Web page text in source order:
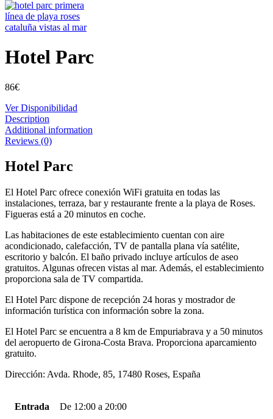
Hotel Parc
86€
Ver Disponibilidad
Description
Additional information
Reviews (0)
Hotel Parc
El Hotel Parc ofrece conexión WiFi gratuita en todas las
instalaciones, terraza, bar y restaurante frente a la playa de Roses.
Figueras está a 20 minutos en coche.
Las habitaciones de este establecimiento cuentan con aire
acondicionado, calefacción, TV de pantalla plana vía satélite,
escritorio y balcón. El baño privado incluye artículos de aseo
gratuitos. Algunas ofrecen vistas al mar. Además, el establecimiento
proporciona sala de TV compartida.
El Hotel Parc dispone de recepción 24 horas y mostrador de
información turística con información sobre la zona.
El Hotel Parc se encuentra a 8 km de Empuriabrava y a 50 minutos
del aeropuerto de Girona-Costa Brava. Proporciona aparcamiento
gratuito.
Dirección: Avda. Rhode, 85, 17480 Roses, España
Entrada De 12:00 a 20:00